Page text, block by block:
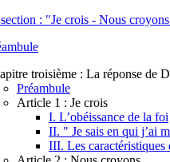
: "Je crois - Nous
troisième : La réponse de
Préambule
Article 1 : Je crois
I. L’obéissance de la foi
II. " Je sais en qui j’ai
III. Les caractéristiques